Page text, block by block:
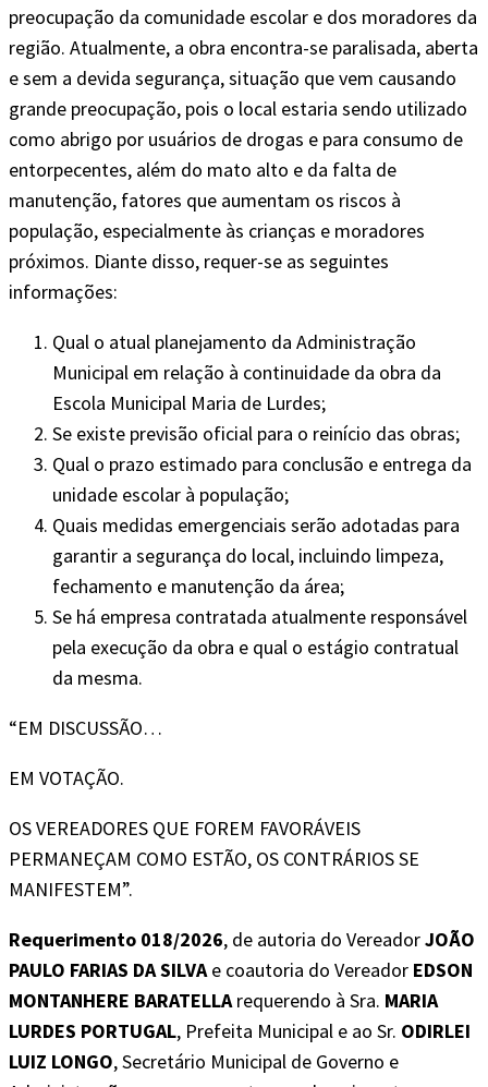
preocupação da comunidade escolar e dos moradores da
região. Atualmente, a obra encontra-se paralisada, aberta
e sem a devida segurança, situação que vem causando
grande preocupação, pois o local estaria sendo utilizado
como abrigo por usuários de drogas e para consumo de
entorpecentes, além do mato alto e da falta de
manutenção, fatores que aumentam os riscos à
população, especialmente às crianças e moradores
próximos. Diante disso, requer-se as seguintes
informações:
Qual o atual planejamento da Administração
Municipal em relação à continuidade da obra da
Escola Municipal Maria de Lurdes;
Se existe previsão oficial para o reinício das obras;
Qual o prazo estimado para conclusão e entrega da
unidade escolar à população;
Quais medidas emergenciais serão adotadas para
garantir a segurança do local, incluindo limpeza,
fechamento e manutenção da área;
Se há empresa contratada atualmente responsável
pela execução da obra e qual o estágio contratual
da mesma.
“EM DISCUSSÃO…
EM VOTAÇÃO.
OS VEREADORES QUE FOREM FAVORÁVEIS
PERMANEÇAM COMO ESTÃO, OS CONTRÁRIOS SE
MANIFESTEM”.
Requerimento 018/2026, de autoria do VereadorJOÃO
PAULO FARIAS DA SILVAe coautoria do Vereador EDSON
MONTANHERE BARATELLArequerendo à Sra. MARIA
LURDES PORTUGAL, Prefeita Municipal e ao Sr. ODIRLEI
LUIZ LONGO, Secretário Municipal de Governo e